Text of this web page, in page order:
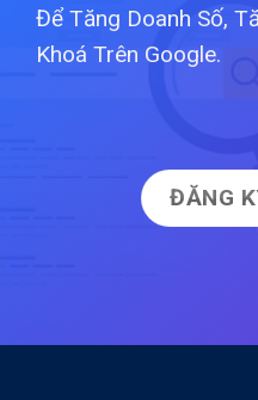
Để Tăng Doanh Số,
Khoá Trên Google.
ĐĂNG